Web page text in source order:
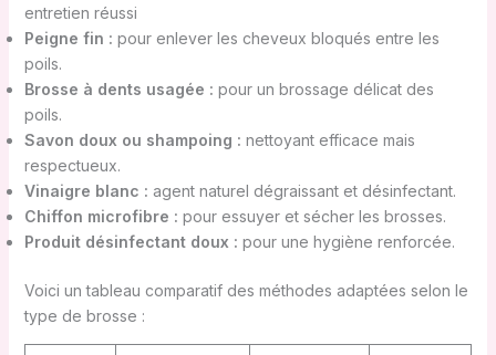
entretien réussi
Peigne fin : pour enlever les cheveux bloqués entre les
poils.
Brosse à dents usagée : pour un brossage délicat des
poils.
Savon doux ou shampoing : nettoyant efficace mais
respectueux.
Vinaigre blanc : agent naturel dégraissant et désinfectant.
Chiffon microfibre : pour essuyer et sécher les brosses.
Produit désinfectant doux : pour une hygiène renforcée.
Voici un tableau comparatif des méthodes adaptées selon le
type de brosse :